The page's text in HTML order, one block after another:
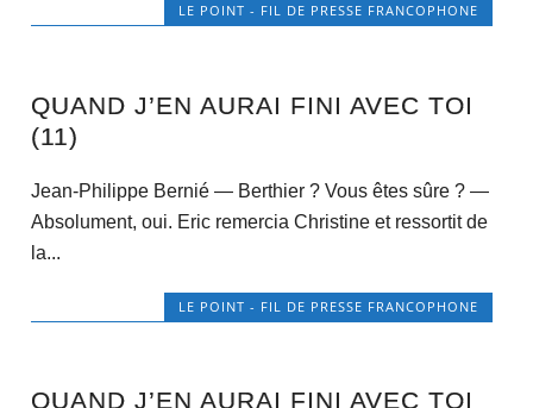
LE POINT - FIL DE PRESSE FRANCOPHONE
QUAND J’EN AURAI FINI AVEC TOI
(11)
Jean-Philippe Bernié — Berthier ? Vous êtes sûre ? —
Absolument, oui. Eric remercia Christine et ressortit de
la...
LE POINT - FIL DE PRESSE FRANCOPHONE
QUAND J’EN AURAI FINI AVEC TOI